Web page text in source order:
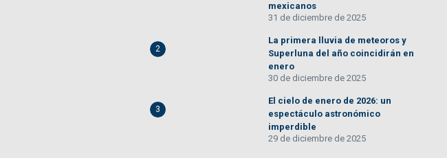
mexicanos
31 de diciembre de 2025
2
La primera lluvia de meteoros y
Superluna del año coincidirán en
enero
30 de diciembre de 2025
3
El cielo de enero de 2026: un
espectáculo astronómico
imperdible
29 de diciembre de 2025